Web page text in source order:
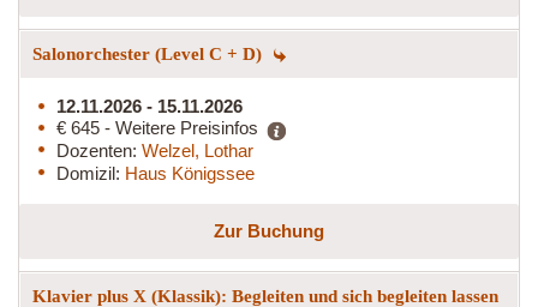
Salonorchester (Level C + D)
12.11.2026 - 15.11.2026
€ 645 - Weitere Preisinfos
Dozenten: Welzel, Lothar
Domizil: Haus Königssee
Zur Buchung
Klavier plus X (Klassik): Begleiten und sich begleiten lassen